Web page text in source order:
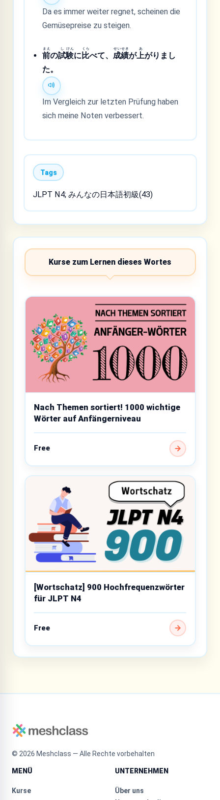
Da es immer weiter regnet, scheinen die
Gemüsepreise zu steigen.
前
まえ
の試
し
験
けん
に 比
くら
べて、 成
せい
績
せき
が上
あ
がりまし
た。
Im Vergleich zur letzten Prüfung haben
sich meine Noten verbessert.
Tags
JLPT N4; みんなの日本語初級(43)
Kurse zum Lernen dieses Wortes
Nach Themen sortiert! 1000 wichtige
Wörter auf Anfängerniveau
Free
[Wortschatz] 900 Hochfrequenzwörter
für JLPT N4
Free
© 2026 Meshclass — Alle Rechte vorbehalten
MENÜ
Kurse
UNTERNEHMEN
Über uns